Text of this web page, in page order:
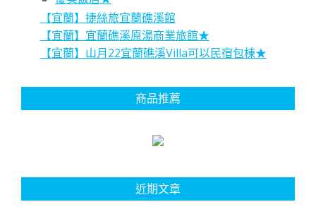
【宜蘭】捷絲旅宜蘭礁溪館
【宜蘭】宜蘭礁溪原湯商業旅館★
【宜蘭】山月22宜蘭礁溪Villa可以民宿包棟★
商品推薦
近期文章